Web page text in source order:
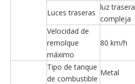
Luces traseras
luz trasera
compleja
Velocidad de
remolque
máximo
80 km/h
Tipo de tanque
de combustible
Metal